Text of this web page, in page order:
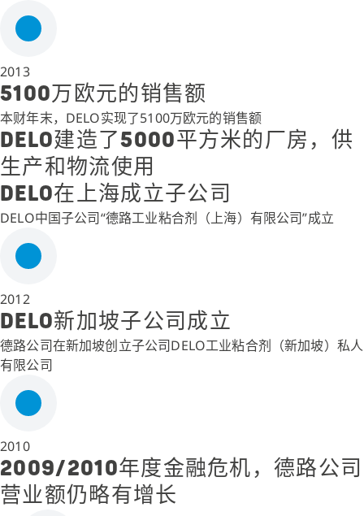
2013
5100万欧元的销售额
本财年末，DELO实现了5100万欧元的销售额
DELO建造了5000平方米的厂房，供
生产和物流使用
DELO在上海成立子公司
DELO中国子公司“德路工业粘合剂（上海）有限公司”成立
2012
DELO新加坡子公司成立
德路公司在新加坡创立子公司DELO工业粘合剂（新加坡）私人
有限公司
2010
2009/2010年度金融危机，德路公司
营业额仍略有增长